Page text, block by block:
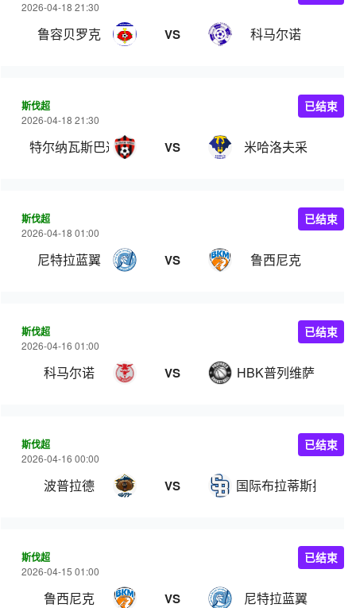
2026-04-18 21:30
鲁容贝罗克 VS 科马尔诺
斯伐超
2026-04-18 21:30
特尔纳瓦斯巴达克 VS 米哈洛夫采
已结束
斯伐超
2026-04-18 01:00
尼特拉蓝翼 VS 鲁西尼克
已结束
斯伐超
2026-04-16 01:00
科马尔诺 VS HBK普列维萨
已结束
斯伐超
2026-04-16 00:00
波普拉德 VS 国际布拉蒂斯拉瓦
已结束
斯伐超
2026-04-15 01:00
鲁西尼克 VS 尼特拉蓝翼
已结束